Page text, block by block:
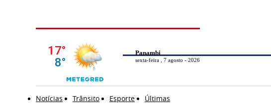
Panambi
sexta-feira , 7 agosto - 2026
Notícias Trânsito Esporte Últimas